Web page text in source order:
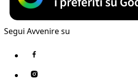
Segui Avvenire su